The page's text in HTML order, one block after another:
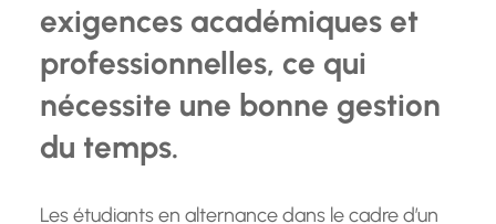
exigences académiques et
professionnelles, ce qui
nécessite une bonne gestion
du temps.
Les étudiants en alternance dans le cadre d’un